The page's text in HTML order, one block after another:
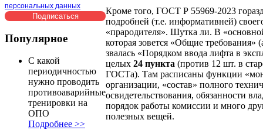
персональных данных
Популярное
С какой
периодичностью
нужно проводить
противоаварийные
тренировки на
ОПО
Подробнее >>
Кроме того, ГОСТ Р 55969-2023
подробней (т.е. информативней)
«прародителя». Шутка ли. В
которая зовется «Общие требования»
звалась «Порядком ввода лифта в
целых 24 пункта (против 12 шт. в
ГОСТа). Там расписаны функции
организации, «состав» полного
освидетельствования, обязанности
порядок работы комиссии и много
полезных вещей.